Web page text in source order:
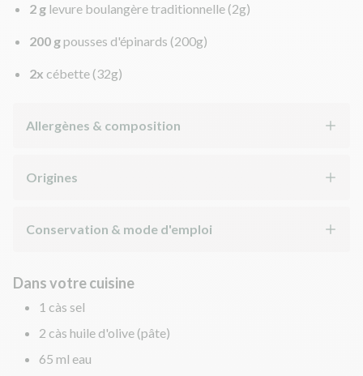
2 g levure boulangère traditionnelle (2g)
200 gpousses d'épinards (200g)
2x cébette (32g)
Allergènes & composition
Origines
Conservation & mode d'emploi
Dans votre cuisine
1 càs sel
2 càs huile d'olive (pâte)
65 ml eau